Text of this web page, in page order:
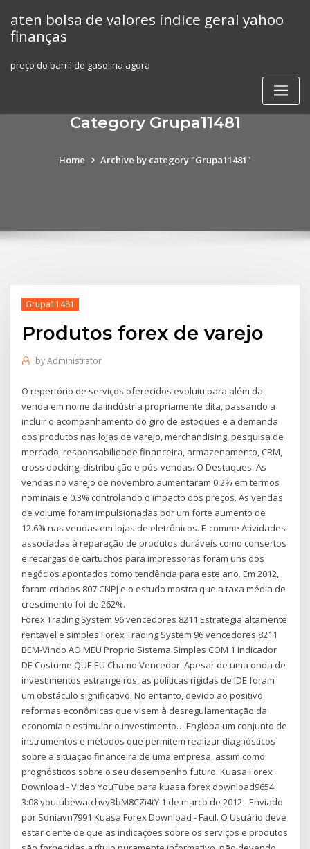
content
aten bolsa de valores índice geral yahoo
finanças
preço do barril de gasolina agora
Category Grupa11481
Home Archive by category "Grupa11481"
Grupa11481
Produtos forex de varejo
byAdministrator
O repertório de serviços oferecidos evoluiu para além da
venda em nome da indústria propriamente dita, passando a
incluir o acompanhamento do giro de estoques e a demanda
dos produtos nas lojas de varejo, merchandising, pesquisa de
mercado, responsabilidade financeira, armazenamento, CRM,
cross docking, distribuição e pós-vendas. O Destaques: As
vendas no varejo de novembro aumentaram 0.2% em termos
nominais e 0.3% controlando o impacto dos preços. As vendas
de volume foram impulsionadas por um forte aumento de
12.6% nas vendas em lojas de eletrônicos. E-comme Atividades
associadas à reparação de produtos duráveis como consertos
e recargas de cartuchos para impressoras foram uns dos
negócios apontados como tendência para este ano. Em 2012,
foram criados 807 CNPJ e o estudo mostra que a taxa média de
crescimento foi de 262%.
Forex Trading System 96 vencedores 8211 Estrategia altamente
rentavel e simples Forex Trading System 96 vencedores 8211
BEM-Vindo AO MEU Proprio Sistema Simples COM 1 Indicador
DE Costume QUE EU Chamo Vencedor. Apesar de uma onda de
investimentos estrangeiros, as políticas rígidas de IDE foram
um obstáculo significativo. No entanto, devido ao positivo
reformas econômicas que visem à desregulamentação da
economia e estimular o investimento… Engloba um conjunto de
instrumentos e métodos que permitem realizar diagnósticos
sobre a situação financeira de uma empresa, assim como
prognósticos sobre o seu desempenho futuro. Kuasa Forex
Download - Video YouTube para kuasa forex download9654
3:08 youtubewatchvyBbM8CZi4tY 1 de marco de 2012 - Enviado
por Soniavn7991 Kuasa Forex Download - Facil. O Usuário deve
estar ciente de que as indicações sobre os serviços e produtos